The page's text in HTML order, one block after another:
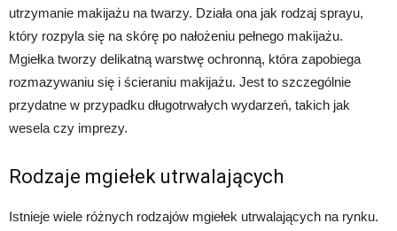
utrzymanie makijażu na twarzy. Działa ona jak rodzaj sprayu,
który rozpyla się na skórę po nałożeniu pełnego makijażu.
Mgiełka tworzy delikatną warstwę ochronną, która zapobiega
rozmazywaniu się i ścieraniu makijażu. Jest to szczególnie
przydatne w przypadku długotrwałych wydarzeń, takich jak
wesela czy imprezy.
Rodzaje mgiełek utrwalających
Istnieje wiele różnych rodzajów mgiełek utrwalających na rynku.